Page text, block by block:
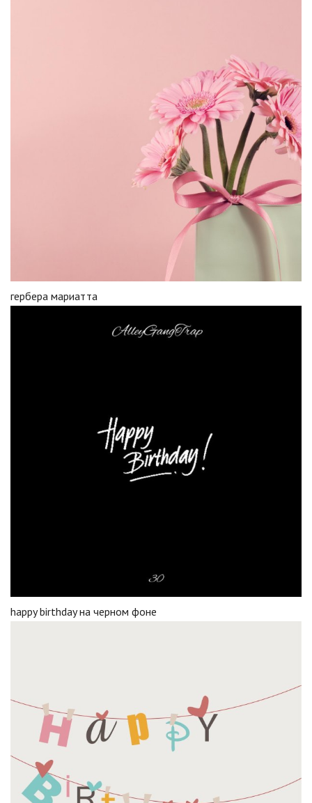
гербера мариатта
happy birthday на черном фоне